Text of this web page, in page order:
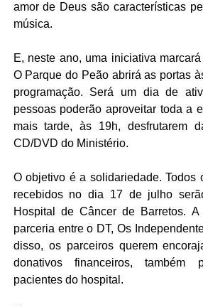
amor de Deus são características
música.
E, neste ano, uma iniciativa
O Parque do Peão abrirá as portas
programação. Será um dia de
pessoas poderão aproveitar toda a
mais tarde, às 19h, desfrutarem
CD/DVD do Ministério.
O objetivo é a solidariedade. Todos
recebidos no dia 17 de julho
Hospital de Câncer de Barretos.
parceria entre o DT, Os
disso, os parceiros querem
donativos financeiros, também
pacientes do hospital.